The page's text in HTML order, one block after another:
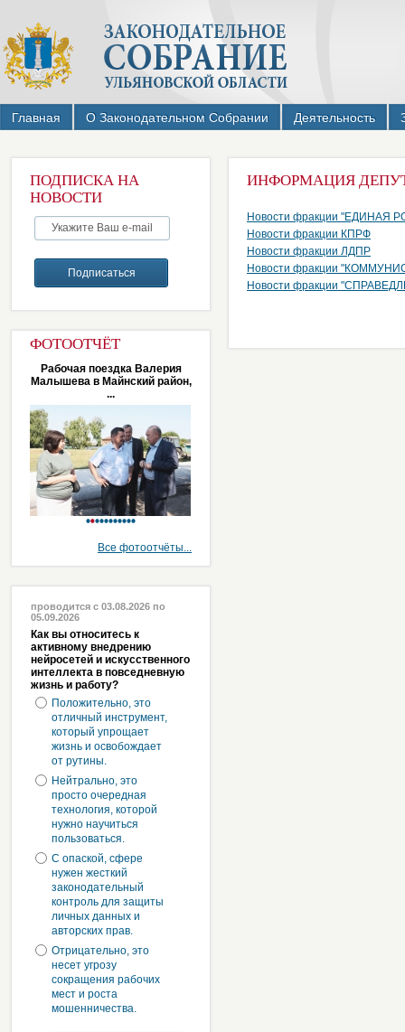
Главная О Законодательном Собрании Деятельность
ПОДПИСКА НА
НОВОСТИ
ФОТООТЧЁТ
Рабочая поездка Валерия
Малышева в Майнский район,
...
Все фотоотчёты...
проводится с 03.08.2026 по
05.09.2026
Как вы относитесь к
активному внедрению
нейросетей и искусственного
интеллекта в повседневную
жизнь и работу?
Положительно, это
отличный инструмент,
который упрощает
жизнь и освобождает
от рутины.
Нейтрально, это
просто очередная
технология, которой
нужно научиться
пользоваться.
С опаской, сфере
нужен жесткий
законодательный
контроль для защиты
личных данных и
авторских прав.
Отрицательно, это
несет угрозу
сокращения рабочих
мест и роста
мошенничества.
ИНФОРМАЦИЯ
Новости фракции "ЕДИНАЯ
Новости фракции КПРФ
Новости фракции ЛДПР
Новости фракции
Новости фракции